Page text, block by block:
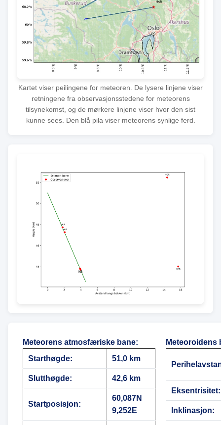
Kartet viser peilingene for meteoren. De lysere linjene viser
retningene fra observasjonsstedene for meteorens
tilsynekomst, og de mørkere linjene viser hvor den sist
kunne sees. Den blå pila viser meteorens synlige ferd.
Meteorens atmosfæriske bane:
Starthøgde:
51,0 km
Slutthøgde: 42,6 km
Startposisjon:
60,087N
9,252E
Meteoroidens
Eksentrisitet:
Inklinasjon: